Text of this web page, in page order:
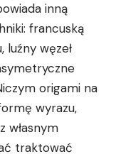
inną
francuską
węzeł
origami⁤ na
wyrazu,
własnym
traktować